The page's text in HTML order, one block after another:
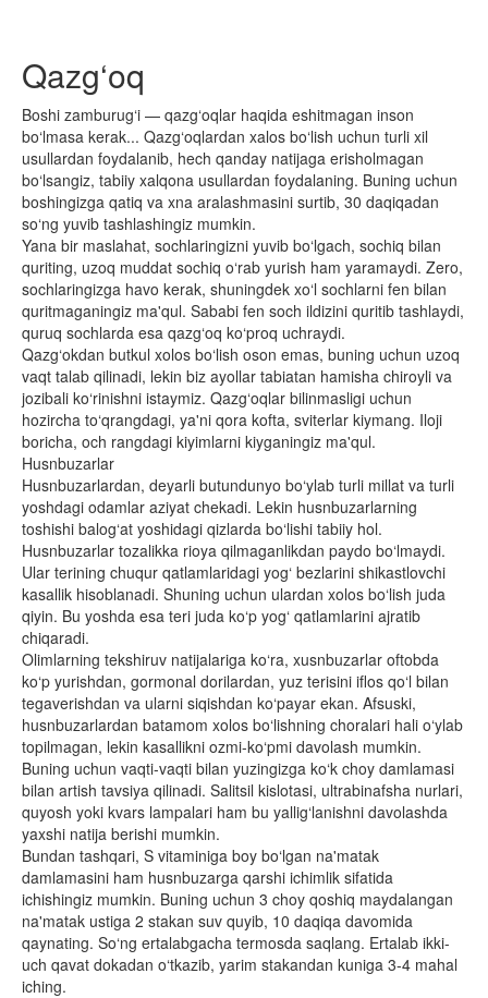
Qazg‘oq
Boshi zamburug‘i — qazg‘oqlar haqida eshitmagan inson
bo‘lmasa kerak... Qazg‘oqlardan xalos bo‘lish uchun turli xil
usullardan foydalanib, hech qanday natijaga erisholmagan
bo‘lsangiz, tabiiy xalqona usullardan foydalaning. Buning uchun
boshingizga qatiq va xna aralashmasini surtib, 30 daqiqadan
so‘ng yuvib tashlashingiz mumkin.
Yana bir maslahat, sochlaringizni yuvib bo‘lgach, sochiq bilan
quriting, uzoq muddat sochiq o‘rab yurish ham yaramaydi. Zero,
sochlaringizga havo kerak, shuningdek xo‘l sochlarni fen bilan
quritmaganingiz ma'qul. Sababi fen soch ildizini quritib tashlaydi,
quruq sochlarda esa qazg‘oq ko‘proq uchraydi.
Qazg‘okdan butkul xolos bo‘lish oson emas, buning uchun uzoq
vaqt talab qilinadi, lekin biz ayollar tabiatan hamisha chiroyli va
jozibali ko‘rinishni istaymiz. Qazg‘oqlar bilinmasligi uchun
hozircha to‘qrangdagi, ya'ni qora kofta, sviterlar kiymang. Iloji
boricha, och rangdagi kiyimlarni kiyganingiz ma'qul.
Husnbuzarlar
Husnbuzarlardan, deyarli butundunyo bo‘ylab turli millat va turli
yoshdagi odamlar aziyat chekadi. Lekin husnbuzarlarning
toshishi balog‘at yoshidagi qizlarda bo‘lishi tabiiy hol.
Husnbuzarlar tozalikka rioya qilmaganlikdan paydo bo‘lmaydi.
Ular terining chuqur qatlamlaridagi yog‘ bezlarini shikastlovchi
kasallik hisoblanadi. Shuning uchun ulardan xolos bo‘lish juda
qiyin. Bu yoshda esa teri juda ko‘p yog‘ qatlamlarini ajratib
chiqaradi.
Olimlarning tekshiruv natijalariga ko‘ra, xusnbuzarlar oftobda
ko‘p yurishdan, gormonal dorilardan, yuz terisini iflos qo‘l bilan
tegaverishdan va ularni siqishdan ko‘payar ekan. Afsuski,
husnbuzarlardan batamom xolos bo‘lishning choralari hali o‘ylab
topilmagan, lekin kasallikni ozmi-ko‘pmi davolash mumkin.
Buning uchun vaqti-vaqti bilan yuzingizga ko‘k choy damlamasi
bilan artish tavsiya qilinadi. Salitsil kislotasi, ultrabinafsha nurlari,
quyosh yoki kvars lampalari ham bu yallig‘lanishni davolashda
yaxshi natija berishi mumkin.
Bundan tashqari, S vitaminiga boy bo‘lgan na'matak
damlamasini ham husnbuzarga qarshi ichimlik sifatida
ichishingiz mumkin. Buning uchun 3 choy qoshiq maydalangan
na'matak ustiga 2 stakan suv quyib, 10 daqiqa davomida
qaynating. So‘ng ertalabgacha termosda saqlang. Ertalab ikki-
uch qavat dokadan o‘tkazib, yarim stakandan kuniga 3-4 mahal
iching.